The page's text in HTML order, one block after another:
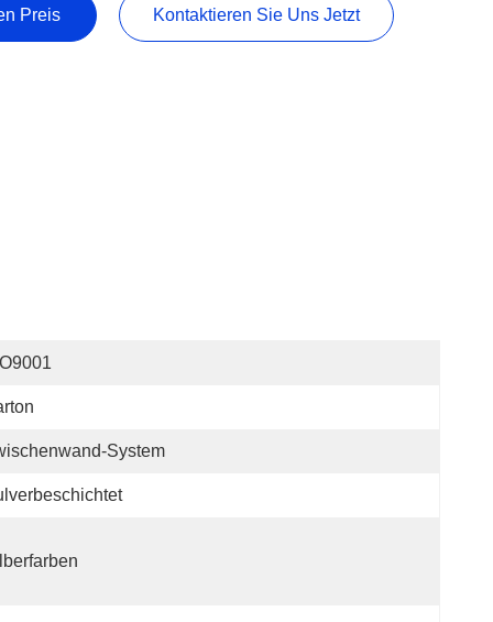
Preis Kontaktieren Sie Uns Jetzt
System